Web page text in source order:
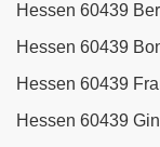
Hessen 60439
Hessen 60439
Hessen 60439
Hessen 60439